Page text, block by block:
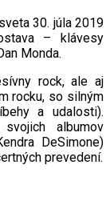
30. júla 2019
– klávesy
Monda.
rock, ale aj
rocku, so silným
a udalosti).
albumov
DeSimone)
prevedení.